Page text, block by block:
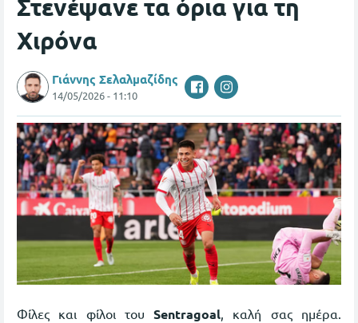
Στενέψανε τα όρια για τη
Χιρόνα
Γιάννης Σελαλμαζίδης
14/05/2026 - 11:10
Φίλες και φίλοι τουSentragoal, καλή σας ημέρα.